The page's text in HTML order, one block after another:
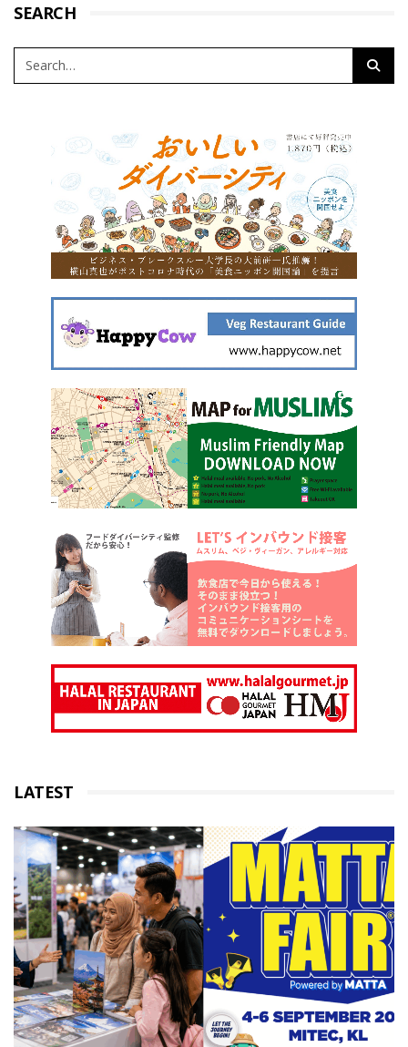
SEARCH
LATEST